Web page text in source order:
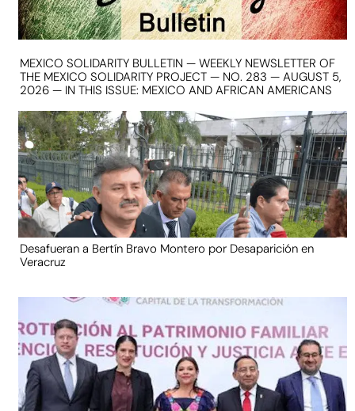
MEXICO SOLIDARITY BULLETIN — WEEKLY NEWSLETTER OF
THE MEXICO SOLIDARITY PROJECT — NO. 283 — AUGUST 5,
2026 — IN THIS ISSUE: MEXICO AND AFRICAN AMERICANS
Desafueran a Bertín Bravo Montero por Desaparición en
Veracruz